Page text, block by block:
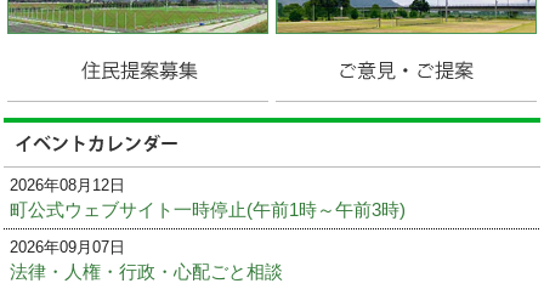
2026年08月12日
町公式ウェブサイト一時停止(午前1時～午前3時)
2026年09月07日
法律・人権・行政・心配ごと相談